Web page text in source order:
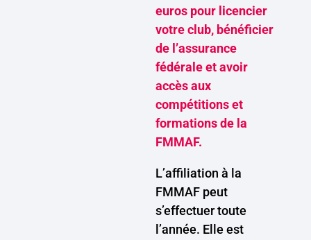
euros pour licencier
votre club, bénéficier
de l’assurance
fédérale et avoir
accès aux
compétitions et
formations de la
FMMAF.
L’affiliation à la
FMMAF peut
s’effectuer toute
l’année. Elle est